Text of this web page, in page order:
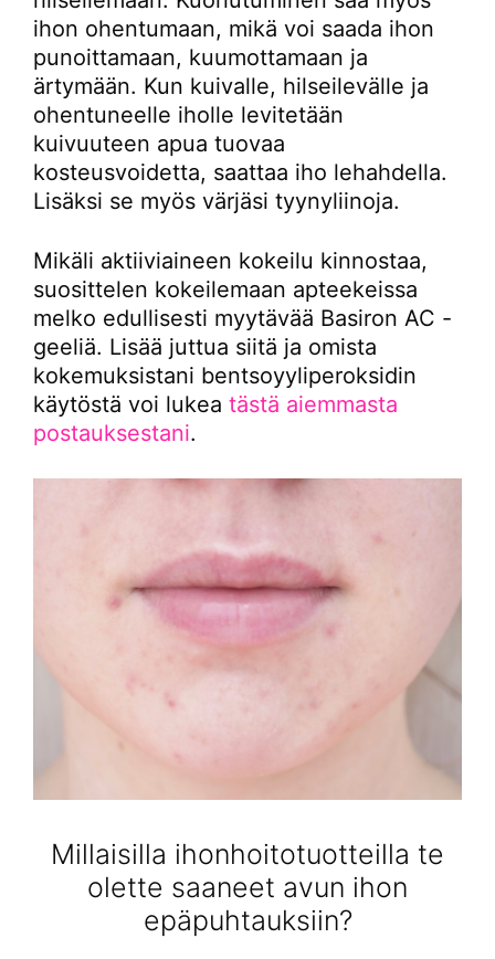
ihon ohentumaan, mikä voi saada ihon
punoittamaan, kuumottamaan ja
ärtymään. Kun kuivalle, hilseilevälle ja
ohentuneelle iholle levitetään
kuivuuteen apua tuovaa
kosteusvoidetta, saattaa iho lehahdella.
Lisäksi se myös värjäsi tyynyliinoja.
Mikäli aktiiviaineen kokeilu kinnostaa,
suosittelen kokeilemaan apteekeissa
melko edullisesti myytävää Basiron AC -
geeliä. Lisää juttua siitä ja omista
kokemuksistani bentsoyyliperoksidin
käytöstä voi lukea tästä aiemmasta
postauksestani.
Millaisilla ihonhoitotuotteilla te
olette saaneet avun ihon
epäpuhtauksiin?